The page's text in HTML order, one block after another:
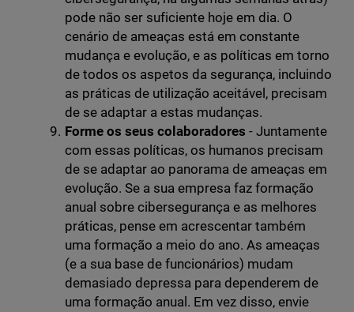
pode não ser suficiente hoje em dia. O
cenário de ameaças está em constante
mudança e evolução, e as políticas em torno
de todos os aspetos da segurança, incluindo
as práticas de utilização aceitável, precisam
de se adaptar a estas mudanças.
Forme os seus colaboradores - Juntamente
com essas políticas, os humanos precisam
de se adaptar ao panorama de ameaças em
evolução. Se a sua empresa faz formação
anual sobre cibersegurança e as melhores
práticas, pense em acrescentar também
uma formação a meio do ano. As ameaças
(e a sua base de funcionários) mudam
demasiado depressa para dependerem de
uma formação anual. Em vez disso, envie